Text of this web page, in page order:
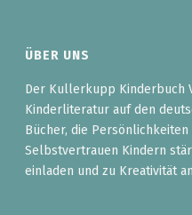
ÜBER UNS
Der Kullerkupp Kinderbuch
Kinderliteratur auf den
Bücher, die
Selbstvertrauen Kindern
einladen und zu Kreativität